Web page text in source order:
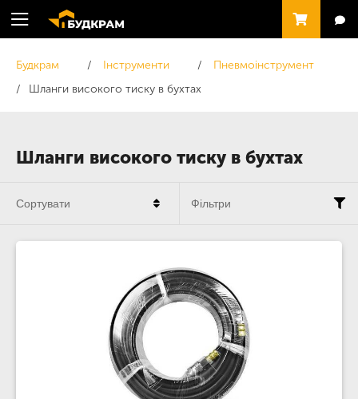
Шланги високого тиску в бухтах
Будкрам Інструменти
Пневмоінструмент
Шланги високого тиску в бухтах
Сортувати Фільтри